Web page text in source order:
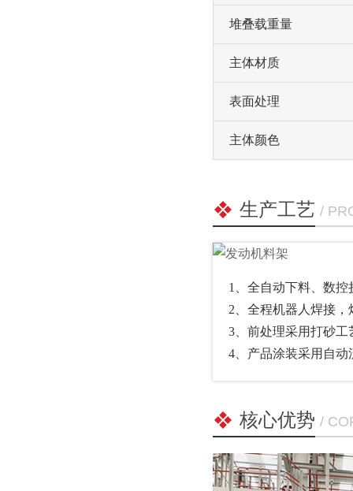
堆叠载重量
主体材质
表面处理
主体颜色
生产工艺 /
1、全自动下料、数控
2、全程机器人焊接，
3、前处理采用打砂工艺
4、产品涂装采用自动
核心优势 /